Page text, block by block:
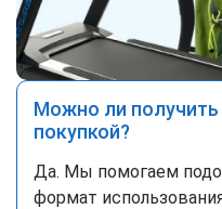
Можно ли
покупкой?
Да. Мы помогаем
формат